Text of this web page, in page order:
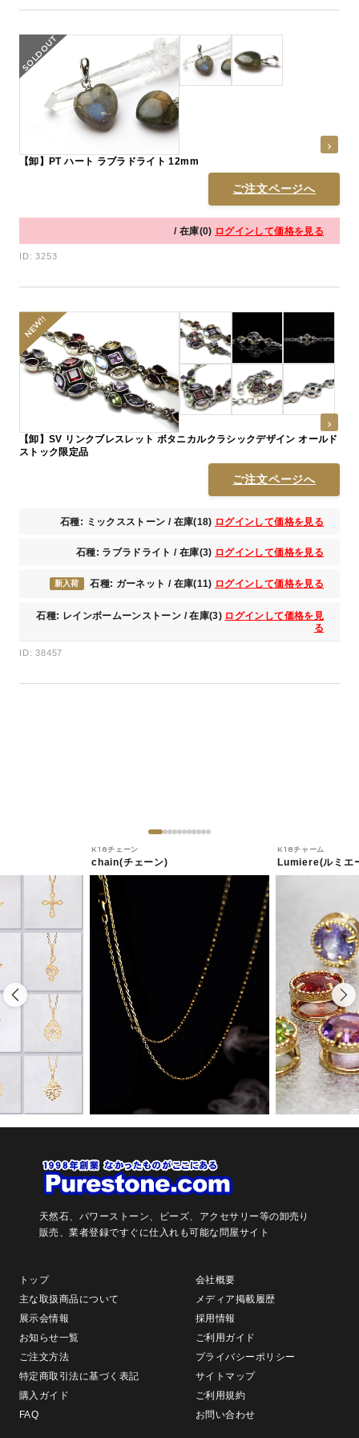
【卸】PT ハート ラブラドライト 12mm
ご注文ページへ
/ 在庫(0) ログインして価格を見る
ID: 3253
【卸】SV リンクブレスレット ボタニカルクラシックデザイン オールド
ストック限定品
ご注文ページへ
石種: ミックスストーン / 在庫(18) ログインして価格を見る
石種: ラブラドライト / 在庫(3) ログインして価格を見る
新入荷 石種: ガーネット / 在庫(11) ログインして価格を見る
石種: レインボームーンストーン / 在庫(3) ログインして価格を見
る
ID: 38457
K18チェーン
chain(チェーン)
K18チャーム
Lumiere(ルミエ
天然石、パワーストーン、ビーズ、アクセサリー等の卸売り
販売、業者登録ですぐに仕入れも可能な問屋サイト
トップ
会社概要
主な取扱商品について
メディア掲載履歴
展示会情報
採用情報
お知らせ一覧
ご利用ガイド
ご注文方法
プライバシーポリシー
特定商取引法に基づく表記
サイトマップ
購入ガイド
ご利用規約
FAQ
お問い合わせ